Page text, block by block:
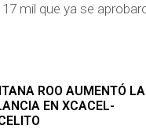
mil que ya se
ROO AUMENTÓ LA
EN XCACEL-